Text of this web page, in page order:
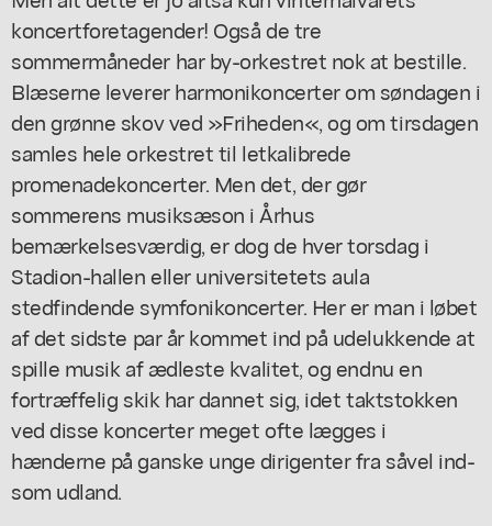
koncertforetagender! Også de tre
sommermåneder har by-orkestret nok at bestille.
Blæserne leverer harmonikoncerter om søndagen i
den grønne skov ved »Friheden«, og om tirsdagen
samles hele orkestret til letkalibrede
promenadekoncerter. Men det, der gør
sommerens musiksæson i Århus
bemærkelsesværdig, er dog de hver torsdag i
Stadion-hallen eller universitetets aula
stedfindende symfonikoncerter. Her er man i løbet
af det sidste par år kommet ind på udelukkende at
spille musik af ædleste kvalitet, og endnu en
fortræffelig skik har dannet sig, idet taktstokken
ved disse koncerter meget ofte lægges i
hænderne på ganske unge dirigenter fra såvel ind-
som udland.